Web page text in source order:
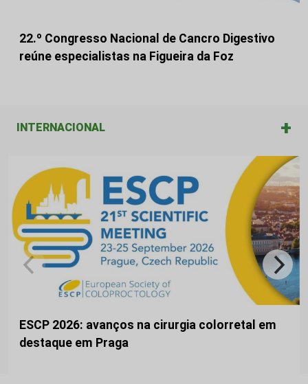
22.º Congresso Nacional de Cancro Digestivo
reúne especialistas na Figueira da Foz
INTERNACIONAL +
ESCP 2026: avanços na cirurgia colorretal em
destaque em Praga